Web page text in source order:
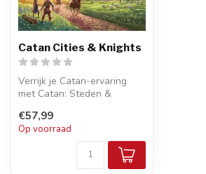
Catan Cities & Knights
Verrijk je Catan-ervaring
met Catan: Steden &
Verded...
€57,99
Op voorraad